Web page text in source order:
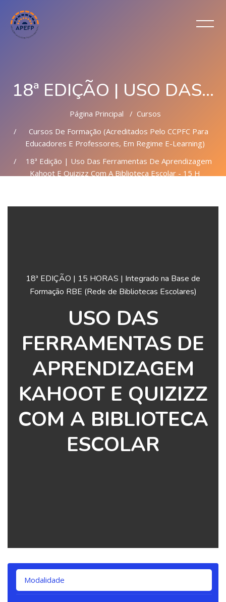
18ª EDIÇÃO | USO DAS FERRAMENTAS DE APRENDIZAGEM KAHOOT E QUIZIZZ COM A BIBLIOTECA ESCOLAR - 15 H
Página Principal
Cursos
Cursos De Formação (Acreditados Pelo CCPFC Para
Educadores E Professores, Em Regime E-Learning)
18ª Edição | Uso Das Ferramentas De Aprendizagem
Kahoot E Quizizz Com A Biblioteca Escolar - 15 H
18ª EDIÇÃO | 15 HORAS | Integrado na Base de
Formação RBE (Rede de Bibliotecas Escolares)
USO DAS
FERRAMENTAS DE
APRENDIZAGEM
KAHOOT E QUIZIZZ
COM A BIBLIOTECA
ESCOLAR
Ignorar [Cocoon] Tabs
Modalidade